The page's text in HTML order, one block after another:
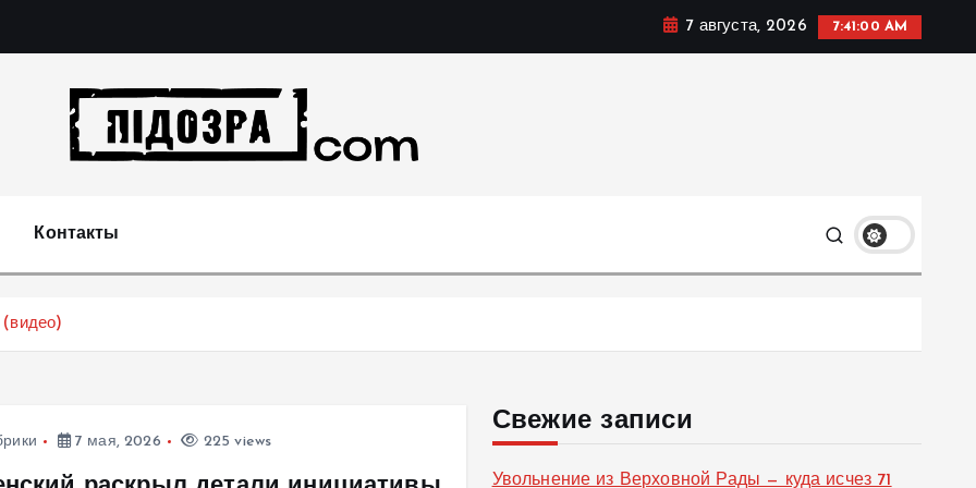
7 августа, 2026 7:41:01 AM
Контакты
7 мая, 2026 225 views
Свежие записи
Увольнение из Верховной Рады — куда исчез 71